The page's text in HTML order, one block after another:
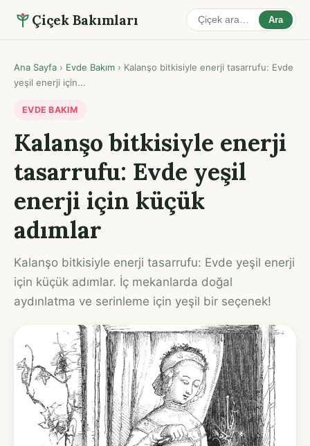
Çiçek Bakımları Ara
Ana Sayfa › Evde Bakım › Kalanşo bitkisiyle enerji tasarrufu: Evde
yeşil enerji için...
EVDE BAKIM
Kalanşo bitkisiyle enerji
tasarrufu: Evde yeşil
enerji için küçük
adımlar
Kalanşo bitkisiyle enerji tasarrufu: Evde yeşil enerji
için küçük adımlar. İç mekanlarda doğal
aydınlatma ve serinleme için yeşil bir seçenek!